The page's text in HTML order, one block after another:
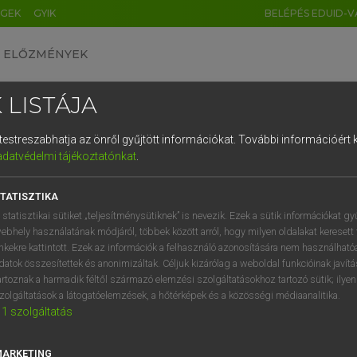
GYIK BELÉPÉS EDUID-
ELŐZMÉNYEK
egyetemes nagyszótár
VAN ELŐFIZETÉSED?
megtekintéséhez.
LISTÁJA
az önről gyűjtött információkat. További információért
tájékoztatónkat.
statisztikai sütiket „teljesítménysütiknek” is nevezik. Ezek a sütik információkat
használatának módjáról, többek között arról, hogy milyen oldalakat keresett
kattintott. Ezek az információk a felhasználó azonosítására nem
összesítettek és anonimizáltak. Céljuk kizárólag a weboldal funkcióinak
a harmadik féltől származó elemzési szolgáltatásokhoz tartozó sütik;
a látogatóelemzések, a hőtérképek és a közösségi médiaanalitika.
1 szolgáltatás
DE CN FR ES IT NL
1 2 3 4 5 6 7 8 9
q w e r t z u i
a s d f g h j k l é
í y x c v b n m , .